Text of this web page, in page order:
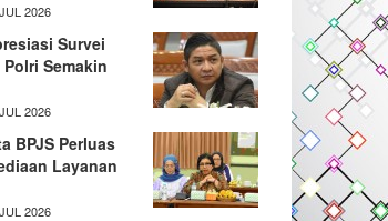
2026
Survei
Semakin
2026
BPJS Perluas
Layanan
2026